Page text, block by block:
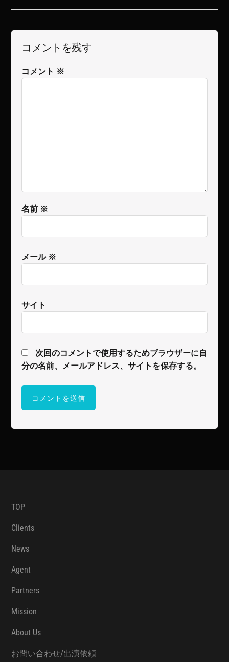
コメントを残す
コメント ※
名前 ※
メール ※
サイト
次回のコメントで使用するためブラウザーに自
分の名前、メールアドレス、サイトを保存する。
TOP
Clients
News
Agent
Partners
Mission
About Us
お問い合わせ/出演依頼